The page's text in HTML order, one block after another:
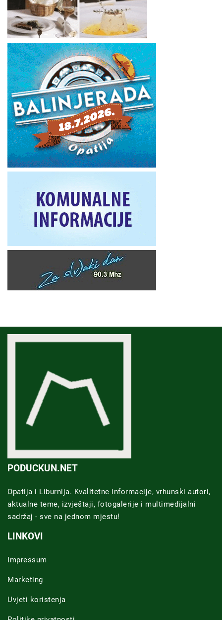
PODUCKUN.NET
Opatija i Liburnija. Kvalitetne informacije, vrhunski autori,
aktualne teme, izvještaji, fotogalerije i multimedijalni
sadržaj - sve na jednom mjestu!
LINKOVI
Impressum
Marketing
Uvjeti koristenja